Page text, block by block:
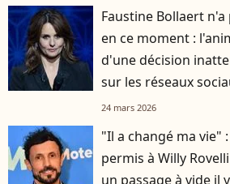
Faustine Bollaert
en ce moment :
d'une décision
sur les réseaux
24 mars 2026
"Il a changé ma vie"
permis à Willy
un passage à vide il